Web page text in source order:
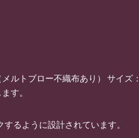
トブロー不織布あり） サイズ
す。
るように設計されています。